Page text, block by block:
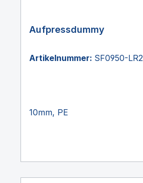
Aufpressdummy
Artikelnummer: SF0950-LR2
10mm, PE